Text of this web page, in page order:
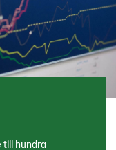
till hundra